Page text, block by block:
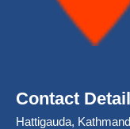
Contact
Hattigauda,